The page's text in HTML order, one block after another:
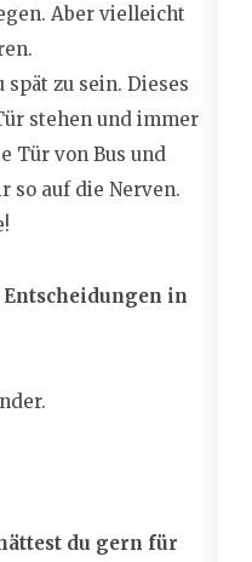
Aber vielleicht
spät zu sein. Dieses
stehen und immer
Tür von Bus und
so auf die Nerven.
in
du gern für